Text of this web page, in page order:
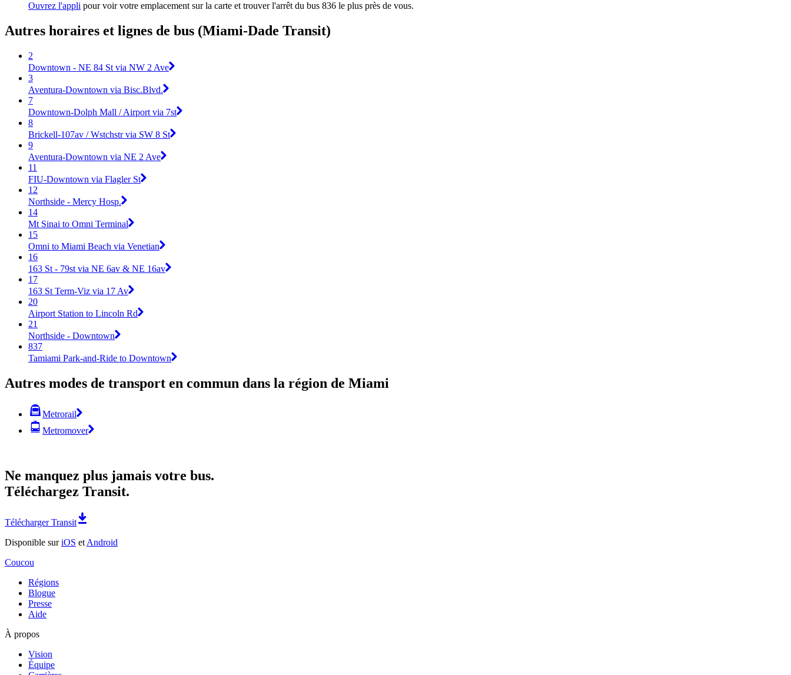
Ouvrez l'appli pour voir votre emplacement sur la carte et trouver l'arrêt du bus 836 le plus près de vous.
Autres horaires et lignes de bus (Miami-Dade Transit)
2
Downtown - NE 84 St via NW 2 Ave
3
Aventura-Downtown via Bisc.Blvd.
7
Downtown-Dolph Mall / Airport via 7st
8
Brickell-107av / Wstchstr via SW 8 St
9
Aventura-Downtown via NE 2 Ave
11
FIU-Downtown via Flagler St
12
Northside - Mercy Hosp.
14
Mt Sinai to Omni Terminal
15
Omni to Miami Beach via Venetian
16
163 St - 79st via NE 6av & NE 16av
17
163 St Term-Viz via 17 Av
20
Airport Station to Lincoln Rd
21
Northside - Downtown
837
Tamiami Park-and-Ride to Downtown
Autres modes de transport en commun dans la région de Miami
Metrorail
Metromover
Ne manquez plus jamais votre bus.
Téléchargez Transit.
Télécharger Transit
Disponible suriOS et Android
Coucou
Régions
Blogue
Presse
Aide
À propos
Vision
Équipe